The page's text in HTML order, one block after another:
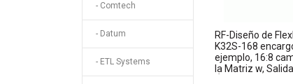
- Comtech
- Datum
- ETL Systems
RF-Diseño de
K32S-168
ejemplo, 16:8
la Matriz w,